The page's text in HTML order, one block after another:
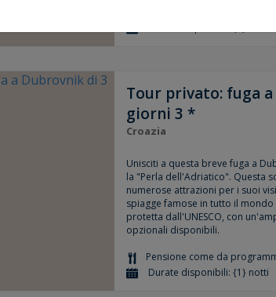
Tour privato: fuga
giorni 3 *
Croazia
Unisciti a questa breve fuga a
la "Perla dell'Adriatico". Questa
numerose attrazioni per i suoi
spiagge famose in tutto il mondo
protetta dall'UNESCO, con
opzionali disponibili.
Pensione come da
Durate disponibili: {1} notti